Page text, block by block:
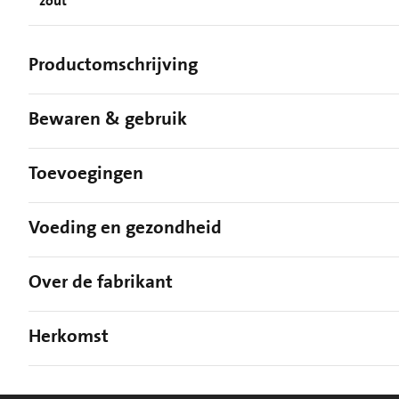
Productomschrijving
Bewaren & gebruik
Toevoegingen
Voeding en gezondheid
Over de fabrikant
Herkomst